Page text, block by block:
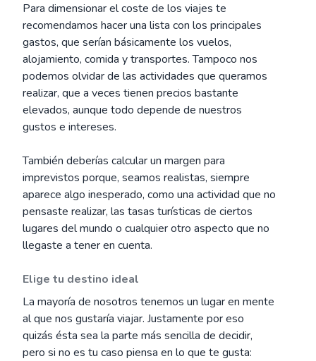
Para dimensionar el coste de los viajes te
recomendamos hacer una lista con los principales
gastos, que serían básicamente los vuelos,
alojamiento, comida y transportes. Tampoco nos
podemos olvidar de las actividades que queramos
realizar, que a veces tienen precios bastante
elevados, aunque todo depende de nuestros
gustos e intereses.
También deberías calcular un margen para
imprevistos porque, seamos realistas, siempre
aparece algo inesperado, como una actividad que no
pensaste realizar, las tasas turísticas de ciertos
lugares del mundo o cualquier otro aspecto que no
llegaste a tener en cuenta.
Elige tu destino ideal
La mayoría de nosotros tenemos un lugar en mente
al que nos gustaría viajar. Justamente por eso
quizás ésta sea la parte más sencilla de decidir,
pero si no es tu caso piensa en lo que te gusta: